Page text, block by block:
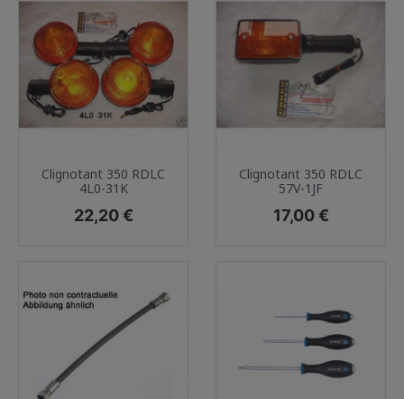
Clignotant 350 RDLC
4L0-31K
Prix
22,20 €
Clignotant 350 RDLC
57V-1JF
Prix
17,00 €